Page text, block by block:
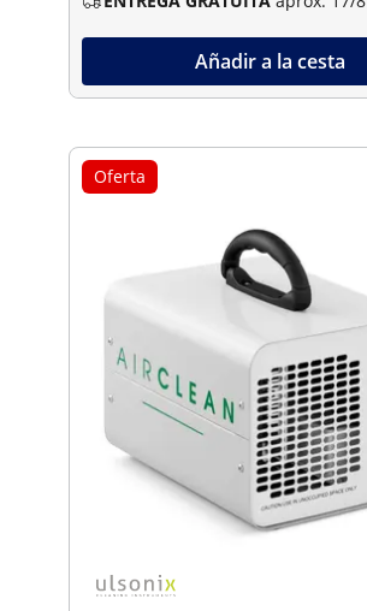
Añadir a la cesta
Oferta